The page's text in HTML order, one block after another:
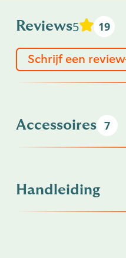
Reviews5 19
Schrijf een review
Accessoires 7
Handleiding